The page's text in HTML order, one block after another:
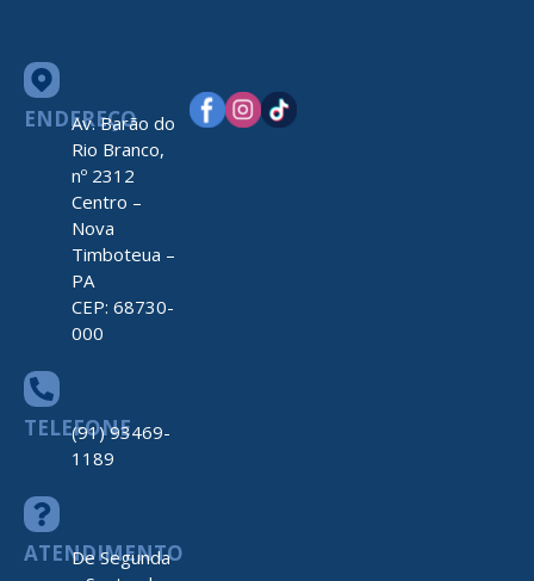
ENDEREÇO
Av. Barão do
Rio Branco,
nº 2312
Centro –
Nova
Timboteua –
PA
CEP: 68730-
000
TELEFONE
(91) 93469-
1189
ATENDIMENTO
De Segunda